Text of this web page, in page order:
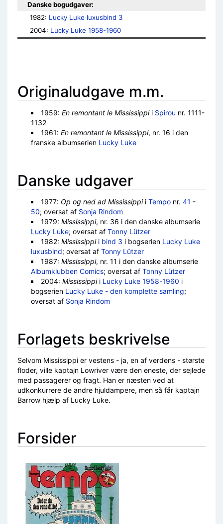
Danske bogudgaver:
1982: Lucky Luke luxusbind 3
2004: Lucky Luke 1958-1960
Originaludgave m.m.
1959: En remontant le Mississippii Spirou nr. 1111-
1132
1961: En remontant le Mississippi, nr. 16 i den
franske albumserien Lucky Luke
Danske udgaver
1977: Op og ned ad Mississippii Temponr. 41 -
50; oversat af Sonja Rindom
1979: Mississippi, nr. 36 i den danske albumserie
Lucky Luke; oversat af Tonny Lützer
1982: Mississippii bind 3 i bogserien Lucky Luke
luxusbind; oversat af Tonny Lützer
1987: Mississippi, nr. 11 i den danske albumserie
Albumklubben Comics; oversat af Tonny Lützer
2004: Mississippii Lucky Luke 1958-1960 i
bogserien Lucky Luke - den komplette samling;
oversat af Sonja Rindom
Forlagets beskrivelse
Selvom Mississippi er vestens - ja, en af verdens - største
floder, ville kaptajn Lowriver være den eneste, der sejlede
med passagerer og fragt. Han er næsten ved at
udkonkurrere de andre hjuldampere, men så får kaptajn
Barrow hjælp af Lucky Luke.
Forsider